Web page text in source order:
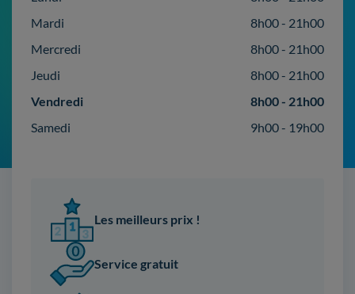
Mardi
8h00 - 21h00
Mercredi
8h00 - 21h00
Jeudi
8h00 - 21h00
Vendredi
8h00 - 21h00
Samedi
9h00 - 19h00
Les meilleurs prix !
Service gratuit